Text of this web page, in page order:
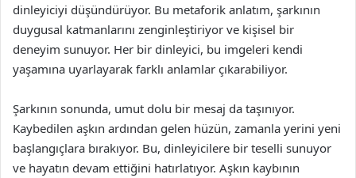
dinleyiciyi düşündürüyor. Bu metaforik anlatım, şarkının
duygusal katmanlarını zenginleştiriyor ve kişisel bir
deneyim sunuyor. Her bir dinleyici, bu imgeleri kendi
yaşamına uyarlayarak farklı anlamlar çıkarabiliyor.
Şarkının sonunda, umut dolu bir mesaj da taşınıyor.
Kaybedilen aşkın ardından gelen hüzün, zamanla yerini yeni
başlangıçlara bırakıyor. Bu, dinleyicilere bir teselli sunuyor
ve hayatın devam ettiğini hatırlatıyor. Aşkın kaybının